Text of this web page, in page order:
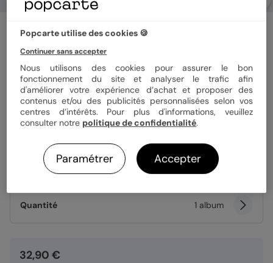
30 ans en photos
Format Paysage 21x29 cm
Couverture Rigide Souple
Papier Papier Satiné brillant
Quantité 1 album
32,90 €
Popcarte utilise des cookies 🍪
Continuer sans accepter
Nous utilisons des cookies pour assurer le bon
fonctionnement du site et analyser le trafic afin
d'améliorer votre expérience d’achat et proposer des
contenus et/ou des publicités personnalisées selon vos
centres d’intérêts. Pour plus d'informations, veuillez
consulter notre politique de confidentialité.
Paramétrer Accepter